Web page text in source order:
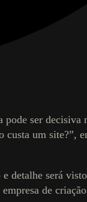
ser decisiva
um site?”,
e detalhe será
de